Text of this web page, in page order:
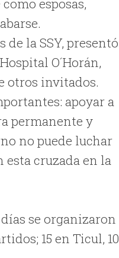
esposas,
la SSY, presentó
O´Horán,
otros invitados.
apoyar a
permanente y
no puede luchar
esta cruzada en la
se organizaron
15 en Ticul, 10